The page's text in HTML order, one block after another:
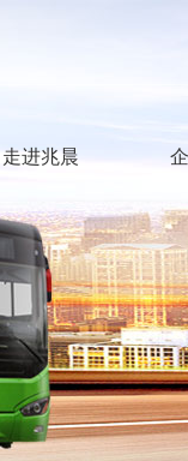
走进兆晨